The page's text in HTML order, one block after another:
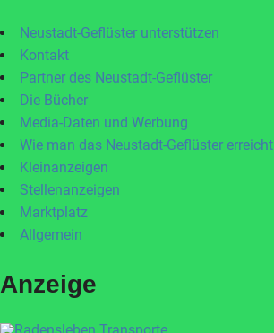
Neustadt-Geflüster unterstützen
Kontakt
Partner des Neustadt-Geflüster
Die Bücher
Media-Daten und Werbung
Wie man das Neustadt-Geflüster erreicht
Kleinanzeigen
Stellenanzeigen
Marktplatz
Allgemein
Anzeige